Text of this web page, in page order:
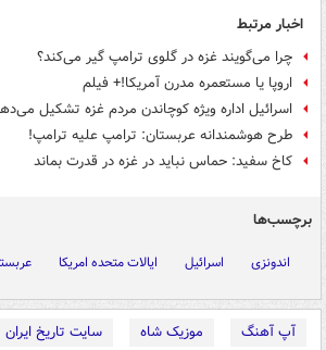
اخبار مرتبط
چرا می‌گویند غزه در گلوی ترامپ گیر می‌کند؟
اروپا یا مستعمره مدرن آمریکا!+ فیلم
اسرائیل اداره ویژه کوچاندن مردم غزه تشکیل
طرح هوشمندانه عربستان: ترامپ علیه ترامپ!
کاخ سفید: حماس نباید در غزه در قدرت بماند
برچسب‌ها
اندونزی اسرائیل ایالات متحده امریکا
آپ آهنگ موزیک شاه
سایت تاریخ ایران